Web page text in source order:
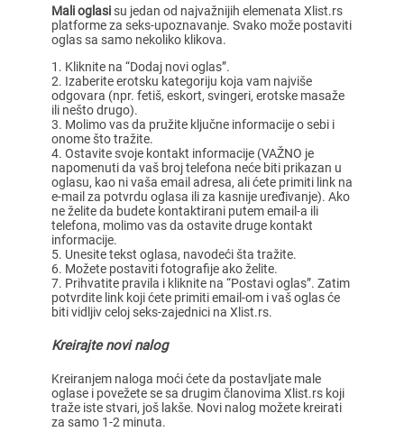
Mali oglasisu jedan od najvažnijih elemenata Xlist.rs
platforme za seks-upoznavanje. Svako može postaviti
oglas sa samo nekoliko klikova.
Kliknite na “Dodaj novi oglas”.
Izaberite erotsku kategoriju koja vam najviše
odgovara (npr. fetiš, eskort, svingeri, erotske masaže
ili nešto drugo).
Molimo vas da pružite ključne informacije o sebi i
onome što tražite.
Ostavite svoje kontakt informacije (VAŽNO je
napomenuti da vaš broj telefona neće biti prikazan u
oglasu, kao ni vaša email adresa, ali ćete primiti link na
e-mail za potvrdu oglasa ili za kasnije uređivanje). Ako
ne želite da budete kontaktirani putem email-a ili
telefona, molimo vas da ostavite druge kontakt
informacije.
Unesite tekst oglasa, navodeći šta tražite.
Možete postaviti fotografije ako želite.
Prihvatite pravila i kliknite na “Postavi oglas”. Zatim
potvrdite link koji ćete primiti email-om i vaš oglas će
biti vidljiv celoj seks-zajednici na Xlist.rs.
Kreirajte novi nalog
Kreiranjem naloga moći ćete da postavljate male
oglase i povežete se sa drugim članovima Xlist.rs koji
traže iste stvari, još lakše. Novi nalog možete kreirati
za samo 1-2 minuta.